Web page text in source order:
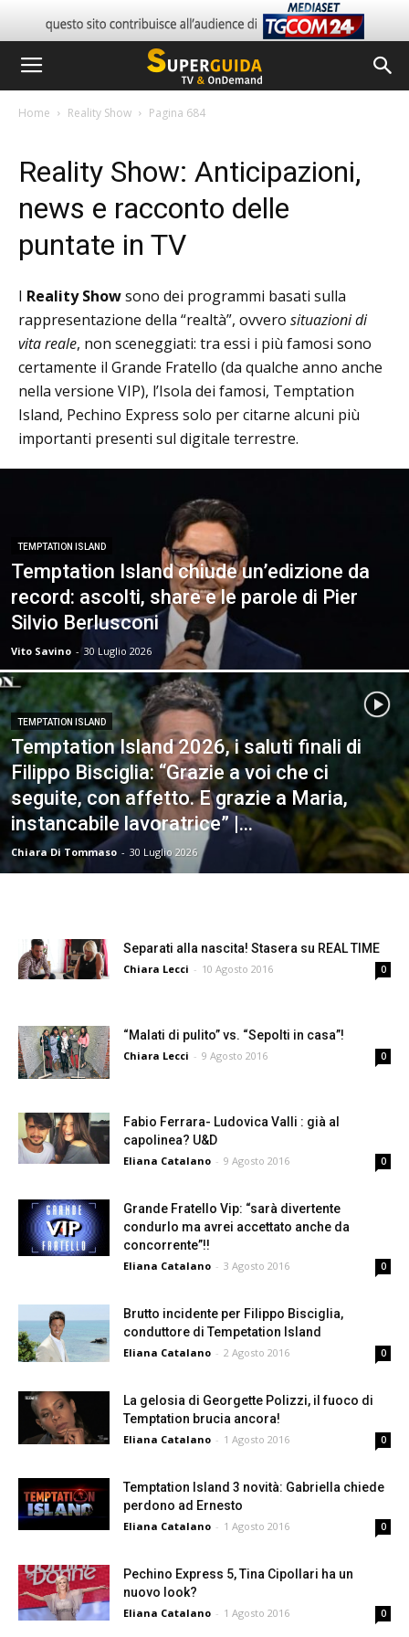
Home Reality Show Pagina 684
Reality Show: Anticipazioni,
news e racconto delle
puntate in TV
I Reality Showsono dei programmi basati sulla
rappresentazione della “realtà”, ovvero situazioni di
vita reale, non sceneggiati: tra essi i più famosi sono
certamente il Grande Fratello (da qualche anno anche
nella versione VIP), l’Isola dei famosi, Temptation
Island, Pechino Express solo per citarne alcuni più
importanti presenti sul digitale terrestre.
TEMPTATION ISLAND
Temptation Island chiude un’edizione da
record: ascolti, share e le parole di Pier
Silvio Berlusconi
Vito Savino - 30 Luglio 2026
TEMPTATION ISLAND
Temptation Island 2026, i saluti finali di
Filippo Bisciglia: “Grazie a voi che ci
seguite, con affetto. E grazie a Maria,
instancabile lavoratrice” |...
Chiara Di Tommaso - 30 Luglio 2026
Separati alla nascita! Stasera su REAL TIME
Chiara Lecci - 10 Agosto 2016 0
“Malati di pulito” vs. “Sepolti in casa”!
Chiara Lecci - 9 Agosto 2016 0
Fabio Ferrara- Ludovica Valli : già al
capolinea? U&D
Eliana Catalano - 9 Agosto 2016 0
Grande Fratello Vip: “sarà divertente
condurlo ma avrei accettato anche da
concorrente”!!
Eliana Catalano - 3 Agosto 2016 0
Brutto incidente per Filippo Bisciglia,
conduttore di Tempetation Island
Eliana Catalano - 2 Agosto 2016 0
La gelosia di Georgette Polizzi, il fuoco di
Temptation brucia ancora!
Eliana Catalano - 1 Agosto 2016 0
Temptation Island 3 novità: Gabriella chiede
perdono ad Ernesto
Eliana Catalano - 1 Agosto 2016 0
Pechino Express 5, Tina Cipollari ha un
nuovo look?
Eliana Catalano - 1 Agosto 2016 0